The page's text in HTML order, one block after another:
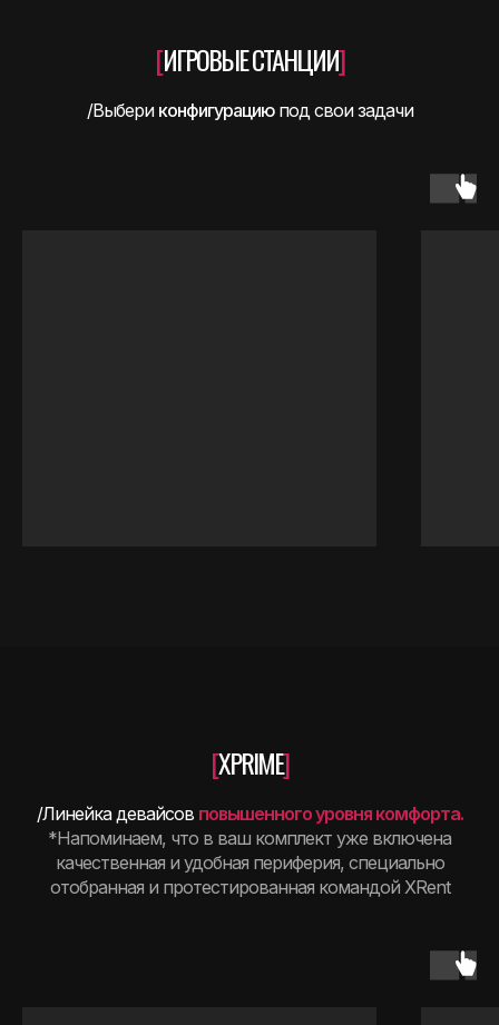
[ИГРОВЫЕ СТАНЦИИ]
/Выбери конфигурацию под свои задачи
[XPRIME]
/Линейка девайсов повышенного уровня комфорта.
*Напоминаем, что в ваш комплект уже включена
качественная и удобная периферия, специально
отобранная и протестированная командой XRent